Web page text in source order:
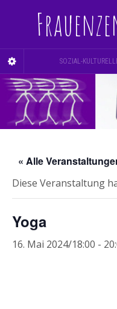
SOZIAL-
« Alle
Diese Veranstaltung
Yoga
16. Mai 2024/18:00 -